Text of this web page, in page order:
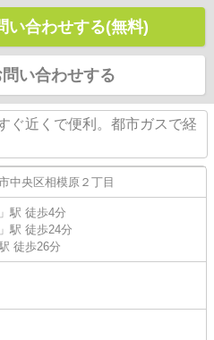
い合わせする(無料)
い合わせする
ぐ近くで便利。都市ガスで経
中央区相模原 ２丁目
」駅 徒歩4分
」駅 徒歩24分
徒歩26分